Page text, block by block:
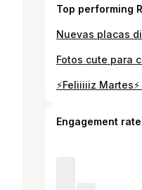
Top performing
Engagement